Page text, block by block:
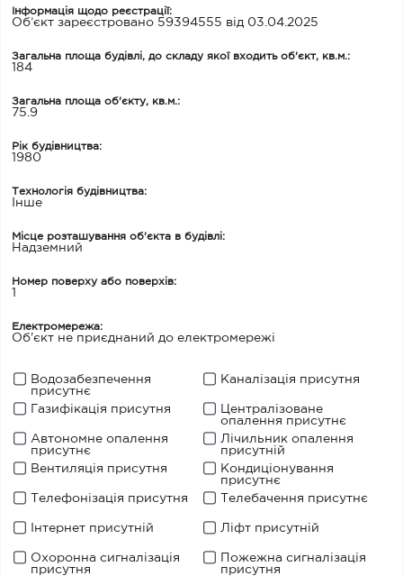
Інформація щодо реєстрації:
Об’єкт зареєстровано 59394555 від 03.04.2025
Загальна площа будівлі, до складу якої входить об'єкт, кв.м.:
184
Загальна площа об'єкту, кв.м.:
75.9
Рік будівництва:
1980
Технологія будівництва:
Iнше
Місце розташування об'єкта в будівлі:
Надземний
Номер поверху або поверхів:
1
Електромережа:
Об'єкт не приєднаний до електромережі
Водозабезпечення
присутнє
Каналізація присутня
Газифікація присутня
Централізоване
опалення присутнє
Автономне опалення
присутнє
Лічильник опалення
присутній
Вентиляція присутня
Кондиціонування
присутнє
Телефонізація присутня
Телебачення присутнє
Інтернет присутній Ліфт присутній
Охоронна сигналізація
присутня
Пожежна сигналізація
присутня